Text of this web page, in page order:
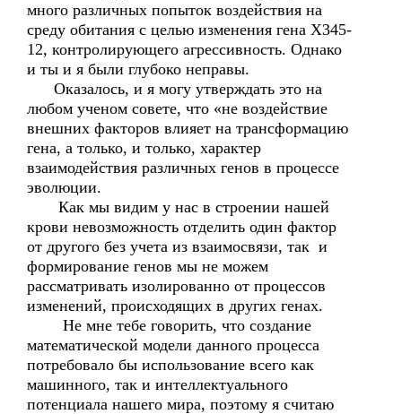
много различных попыток воздействия на
среду обитания с целью изменения гена Х345-
12, контролирующего агрессивность. Однако
и ты и я были глубоко неправы.
Оказалось, и я могу утверждать это на
любом ученом совете, что «не воздействие
внешних факторов влияет на трансформацию
гена, а только, и только, характер
взаимодействия различных генов в процессе
эволюции.
Как мы видим у нас в строении нашей
крови невозможность отделить один фактор
от другого без учета из взаимосвязи, так и
формирование генов мы не можем
рассматривать изолированно от процессов
изменений, происходящих в других генах.
Не мне тебе говорить, что создание
математической модели данного процесса
потребовало бы использование всего как
машинного, так и интеллектуального
потенциала нашего мира, поэтому я считаю